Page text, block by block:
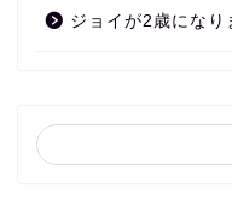
ジョイが2歳になり